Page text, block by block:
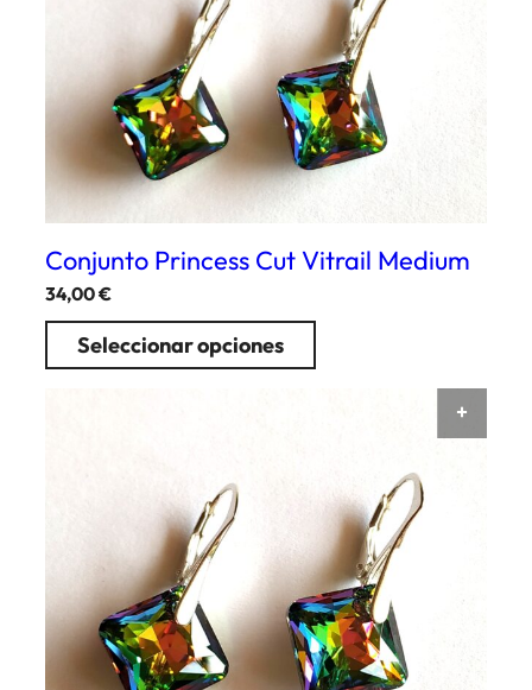
Conjunto Princess Cut Vitrail Medium
34,00€
Seleccionar opciones